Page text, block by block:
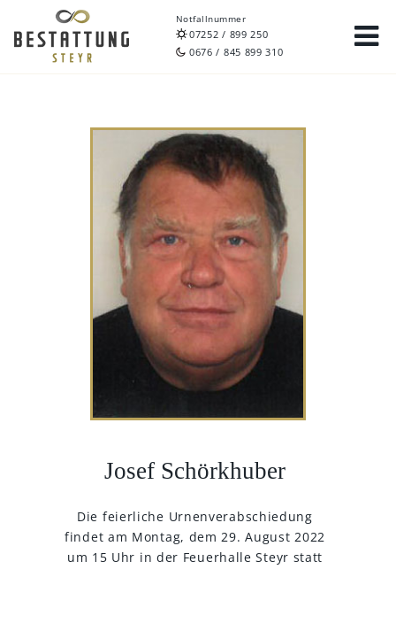
Notfallnummer
07252 / 899 250
0676 / 845 899 310
Josef Schörkhuber
Die feierliche Urnenverabschiedung
findet am Montag, dem 29. August 2022
um 15 Uhr in der Feuerhalle Steyr statt